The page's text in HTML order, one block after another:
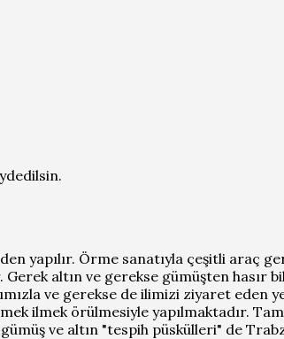
yapılır. Örme sanatıyla çeşitli araç
Gerek altın ve gerekse gümüşten hasır
ve gerekse de ilimizi ziyaret eden
ilmek örülmesiyle yapılmaktadır.
ve altın "tespih püskülleri" de